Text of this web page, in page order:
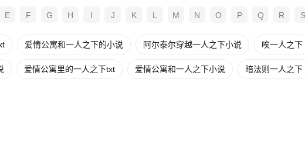
E F G H I J K L M N O P Q R S
爱情公寓和一人之下的小说 阿尔泰尔穿越一人之下小说 唉一人之下
爱情公寓里的一人之下txt 爱情公寓和一人之下小说 暗法则一人之下